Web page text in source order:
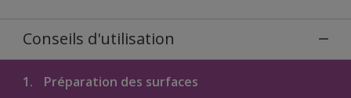
Conseils d'utilisation
1. Préparation des surfaces